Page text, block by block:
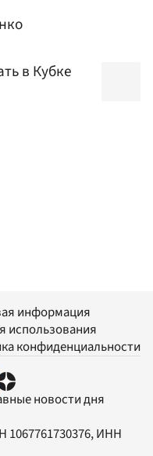
в Кубке
информация
использования
конфиденциальности
новости дня
1067761730376, ИНН